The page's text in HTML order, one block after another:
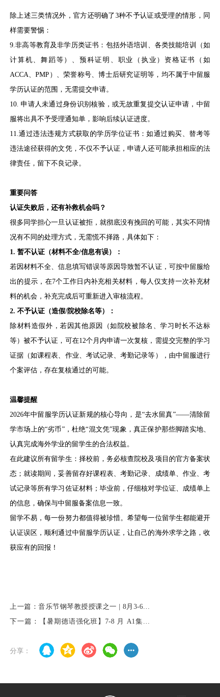
除上述三类情况外，官方还明确了3种不予认证或受理的情形，同
样需要警惕：
9.非高等教育及非学历类证书：包括外语培训、各类技能培训（如
计算机、舞蹈等）、预科证明、职业（执业）资格证书（如
ACCA、PMP）、荣誉称号、博士后研究证明等，均不属于中留服
学历认证的范围，无需提交申请。
10. 申请人未通过身份识别核验，或无故重复提交认证申请，中留
服将出具不予受理通知单，影响后续认证进度。
11.通过违法违规方式获取的学历学位证书：如通过购买、替考等
违法途径获得的文凭，不仅不予认证，申请人还可能承担相应的法
律责任，留下不良记录。
重要问答
认证失败后，还有补救机会吗？
很多同学担心一旦认证被拒，就彻底没有挽回的可能，其实不同情
况有不同的处理方式，无需慌不择路，具体如下：
1. 暂不认证（材料不全/信息有误）：
若因材料不全、信息填写错误等原因导致暂不认证，可按中留服给
出的提示，在7个工作日内补充相关材料，每人仅支持一次补充材
料的机会，补充完成后可重新进入审核流程。
2. 不予认证（造假/院校除名等）：
除材料造假外，若因其他原因（如院校被除名、学习时长不达标
等）被不予认证，可在12个月内申请一次复核，需提交完整的学习
证据（如课程表、作业、考试记录、考勤记录等），由中留服进行
个案评估，存在复核通过的可能。
温馨提醒
2026年中留服学历认证新规的核心导向，是“去水留真”——清除留
学市场上的“劣币”，杜绝“混文凭”现象，真正保护那些脚踏实地、
认真完成海外学业的留学生的合法权益。
在此建议所有留学生：择校前，务必核查院校及项目的官方备案状
态；就读期间，妥善留存好课程表、考勤记录、成绩单、作业、考
试记录等所有学习佐证材料；毕业前，仔细核对学位证、成绩单上
的信息，确保与中留服备案信息一致。
留学不易，每一份努力都值得被珍惜。希望每一位留学生都能避开
认证误区，顺利通过中留服学历认证，让自己的海外求学之路，收
获应有的回报！
上一篇：音乐节钢琴教授授课之一 | 8月3-6日
德国富克旺根艺术大学钢琴教授-苏珊娜·阿西
下一篇：【暑期德语强化班】7-8 月 A1集训
基础直达流畅交流！
分享：